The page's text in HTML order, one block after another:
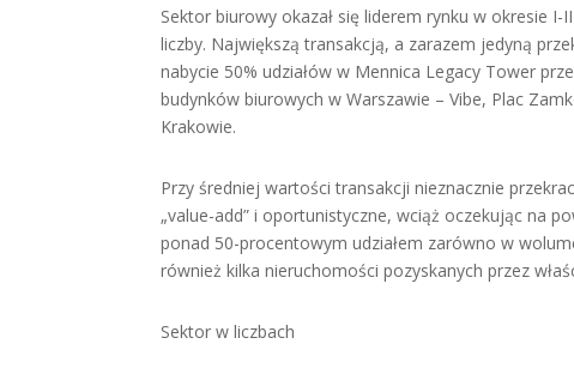
Sektor biurowy okazał się liderem rynku w okresie
liczby. Największą transakcją, a zarazem jedyną
nabycie 50% udziałów w Mennica Legacy Tower
budynków biurowych w Warszawie – Vibe, Plac
Krakowie.
Przy średniej wartości transakcji nieznacznie
„value-add” i oportunistyczne, wciąż oczekując na
ponad 50-procentowym udziałem zarówno w
również kilka nieruchomości pozyskanych przez
Sektor w liczbach